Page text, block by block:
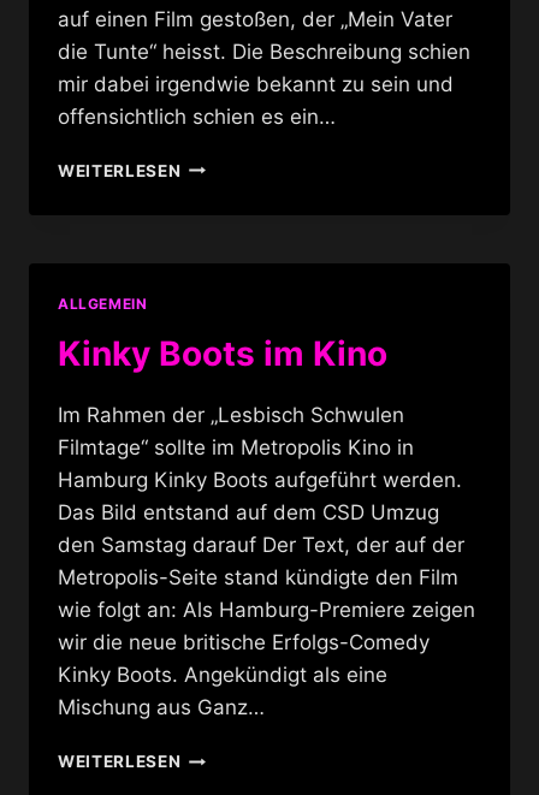
auf einen Film gestoßen, der „Mein Vater
die Tunte“ heisst. Die Beschreibung schien
mir dabei irgendwie bekannt zu sein und
offensichtlich schien es ein…
WEITERLESENFILM:
VATER
TUNTE
ALLGEMEIN
Kinky Boots im Kino
Im Rahmen der „Lesbisch Schwulen
Filmtage“ sollte im Metropolis Kino in
Hamburg Kinky Boots aufgeführt werden.
Das Bild entstand auf dem CSD Umzug
den Samstag darauf Der Text, der auf der
Metropolis-Seite stand kündigte den Film
wie folgt an: Als Hamburg-Premiere zeigen
wir die neue britische Erfolgs-Comedy
Kinky Boots. Angekündigt als eine
Mischung aus Ganz…
WEITERLESENKINKY